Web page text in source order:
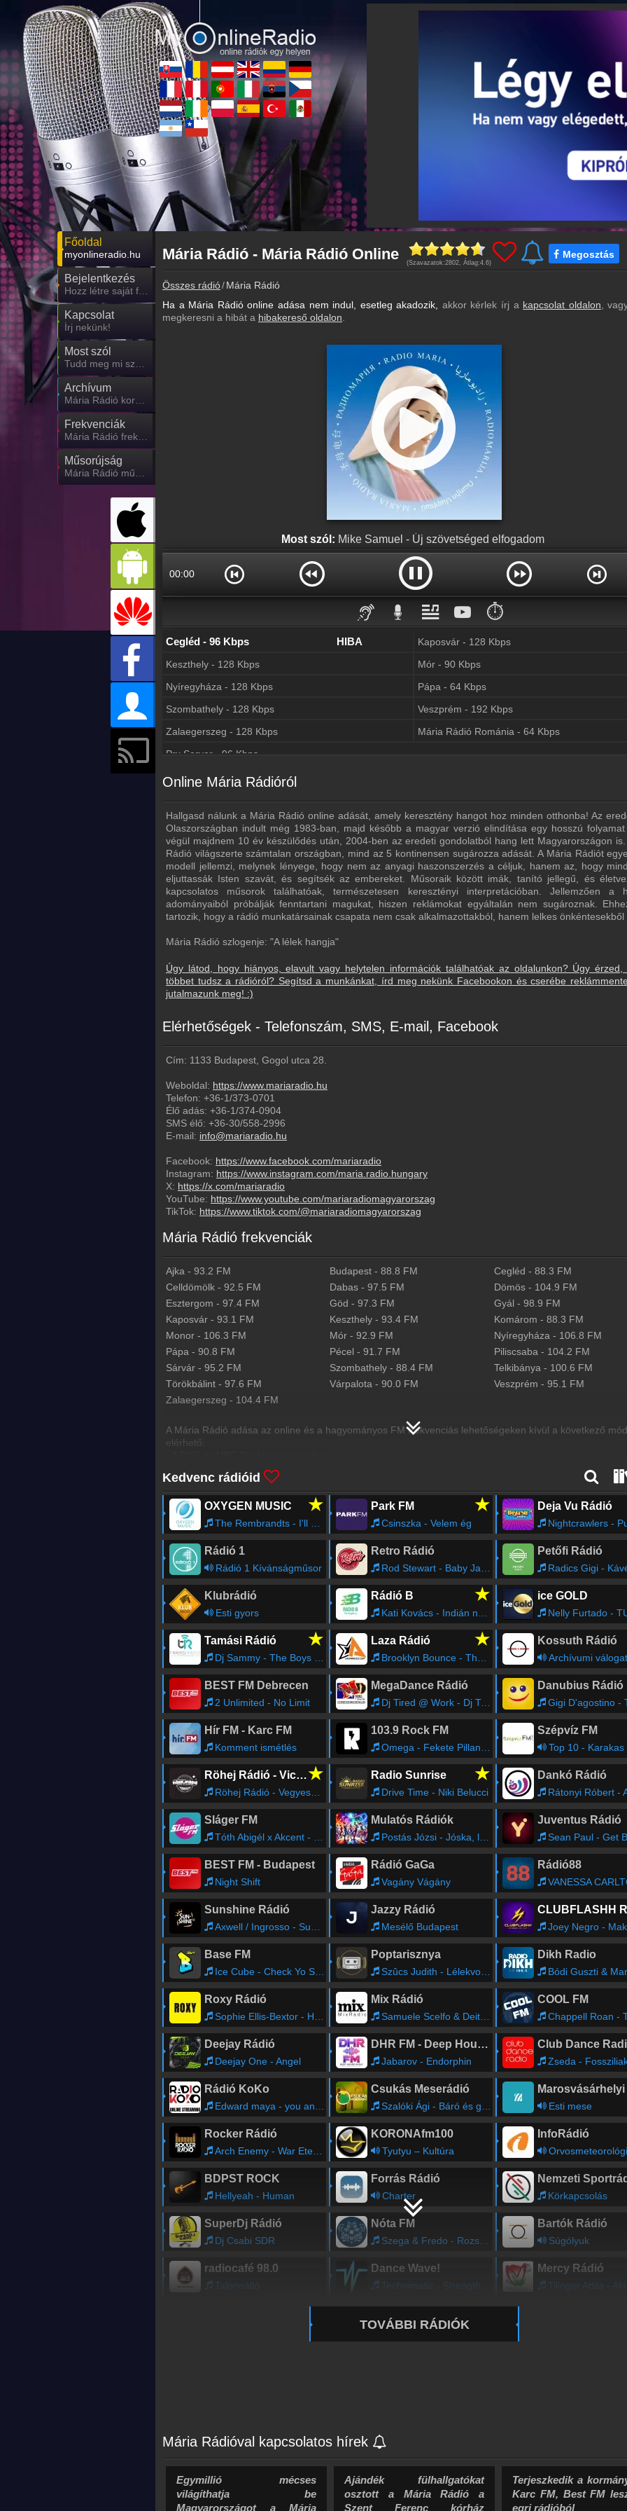
Főoldal
myonlineradio.hu
Bejelentkezés
Hozz létre saját fiókot!
Kapcsolat
Írj nekünk!
Most szól
Tudd meg mi szólt eddig
Archívum
Mária Rádió korábbi adásai
Frekvenciák
Mária Rádió frekvencia
Műsorújság
Mária Rádió műsorai
Mária Rádió - Mária Rádió Online (Szavazatok:2802, Átlag:4.6)
Megosztás
Összes rádió Mária Rádió
Ha a Mária Rádió online adása nem indul, esetleg akadozik, akkor kérlek írj a kapcsolat oldalon,
megkeresni a hibát a hibakereső oldalon.
Most szól: Mike Samuel - Új szövetséged elfogadom
00:00
⏱️
HIBA Ajka - 64 Kbps
Cegléd - 96 Kbps
HIBA Kaposvár - 128 Kbps
Keszthely - 128 Kbps
Mór - 90 Kbps
Nyíregyháza - 128 Kbps
Pápa - 64 Kbps
Szombathely - 128 Kbps
Veszprém - 192 Kbps
Zalaegerszeg - 128 Kbps
Mária Rádió Románia - 64 Kbps
Prx Server - 96 Kbps
Online Mária Rádióról
Hallgasd nálunk a Mária Rádió online adását, amely keresztény hangot hoz minden otthonba! Az
Olaszországban indult még 1983-ban, majd később a magyar verzió elindítása egy hosszú
végül majdnem 10 év készülődés után, 2004-ben az eredeti gondolatból hang lett Magyarországon
Rádió világszerte számtalan országban, mind az 5 kontinensen sugározza adását. A Mária Rádiót
modell jellemzi, melynek lényege, hogy nem az anyagi haszonszerzés a céljuk, hanem az, hogy
eljuttassák Isten szavát, és segítsék az embereket. Műsoraik között imák, tanító jellegű, és
kapcsolatos műsorok találhatóak, természetesen keresztényi interpretációban. Jellemzően a
adományaiból próbálják fenntartani magukat, hiszen reklámokat egyáltalán nem sugároznak.
tartozik, hogy a rádió munkatársainak csapata nem csak alkalmazottakból, hanem lelkes önkéntesekből
Mária Rádió szlogenje: "A lélek hangja"
Úgy látod, hogy hiányos, elavult vagy helytelen információk találhatóak az oldalunkon? Úgy érzed,
többet tudsz a rádióról? Segítsd a munkánkat, írd meg nekünk Facebookon és cserébe
jutalmazunk meg! :)
Elérhetőségek - Telefonszám, SMS, E-mail, Facebook
Cím: 1133 Budapest, Gogol utca 28.
Weboldal: https://www.mariaradio.hu
Telefon: +36-1/373-0701
Élő adás: +36-1/374-0904
SMS élő: +36-30/558-2996
E-mail: info@mariaradio.hu
Facebook: https://www.facebook.com/mariaradio
Instagram: https://www.instagram.com/maria.radio.hungary
X: https://x.com/mariaradio
YouTube: https://www.youtube.com/mariaradiomagyarorszag
TikTok: https://www.tiktok.com/@mariaradiomagyarorszag
Mária Rádió frekvenciák
Ajka - 93.2 FM Budapest -88.8 FM Cegléd - 88.3 FM
Celldömölk - 92.5 FM Dabas -97.5 FM Dömös- 104.9 FM
Esztergom - 97.4 FM Göd -97.3 FM Gyál - 98.9 FM
Kaposvár - 93.1 FM Keszthely -93.4 FM Komárom - 88.3 FM
Monor - 106.3 FM Mór -92.9 FM Nyíregyháza- 106.8 FM
Pápa - 90.8 FM Pécel -91.7 FM Piliscsaba- 104.2 FM
Sárvár - 95.2 FM Szombathely -88.4 FM Telkibánya- 100.6 FM
Törökbálint - 97.6 FM Várpalota -90.0 FM Veszprém - 95.1 FM
Zalaegerszeg - 104.4 FM
A Mária Rádió adása az online és a hagyományos FM frekvenciás lehetőségeken kívül a következő
elérhető:
- Kódolatlanul az INTELSAT 10-02 műhold Radio Maria HU csatornáján.
- T-Home és Invitel IPTV előfizetéssel.
Mária Rádió Frekvenciatérkép
Kedvenc rádióid
OXYGEN MUSIC ★
The Rembrandts - I'll Be There for You
Park FM ★
Csinszka - Velem ég
Deja Vu Rádió
Nightcrawlers - Push The
Rádió 1
Rádió 1 Kívánságműsor
Retro Rádió
Rod Stewart - Baby Jane
Petőfi Rádió
Radics Gigi -
Klubrádió
Esti gyors
Rádió B ★
Kati Kovács - Indián nyár
ice GOLD
Nelly Furtado - TURN OF THE
Tamási Rádió ★
Dj Sammy - The Boys of Summer
Laza Rádió ★
Brooklyn Bounce - The Theme (Of Progressive Attack) [Trip Mix (Radio Edit)]
Kossuth Rádió
Archívumi
BEST FM Debrecen
2 Unlimited - No Limit
MegaDance Rádió
Dj Tired @ Work - Dj Tired
Danubius Rádió
Gigi D'agostino - The
Hír FM - Karc FM
Komment ismétlés
103.9 Rock FM
Omega - Fekete Pillangó
Szépvíz FM
Top 10 - Karakas
Röhej Rádió - Vicc az egész★
Röhej Rádió - Vegyes759
Radio Sunrise ★
Drive Time - Niki Belucci
Dankó Rádió
Rátonyi Róbert - A lányok, a lányok, a lányok angyalok (Bóni és Feri dala)
Sláger FM
Tóth Abigél x Akcent - Sugar Daddy
Mulatós Rádiók
Postás Józsi - Jóska, levelet hozott a posta
Juventus Rádió
Sean Paul - Get
BEST FM - Budapest
Night Shift
Rádió GaGa
Vagány Vágány
Rádió88
VANESSA CARLTON - A
Sunshine Rádió
Axwell / Ingrosso - Sun Is Shining
Jazzy Rádió
Mesélő Budapest Joey Negro - Make A Move On Me
Base FM
Ice Cube - Check Yo Self
Poptarisznya
Szûcs Judith - Lélekvonat
Dikh Radio
Bódi Guszti & Margó - Máni-
Roxy Rádió
Sophie Ellis-Bextor - Heartbreak (Make Me A Dancer) feat. Freemasons
Mix Rádió
Samuele Scelfo & Deitz - Want You
COOL FM
Chappell Roan - The
Deejay Rádió
Deejay One - Angel
DHR FM - Deep House Radio
Jabarov - Endorphin
Club Dance
Zseda - Fossziliak
Rádió KoKo
Edward maya - you and me
Csukás Meserádió
Szalóki Ági - Báró és gróf Esti mese
Rocker Rádió
Arch Enemy - War Eternal
KORONAfm100
Tyutyu – Kultúra
InfoRádió
Orvosmeteorológiai percek
BDPST ROCK
Hellyeah - Human
Forrás Rádió
Charter
Nemzeti
Körkapcsolás
SuperDj Rádió
Dj Csabi SDR
Nóta FM
Szega & Fredo - Rozsa - rozsa, de szep rozsa
Bartók Rádió
Súgólyuk
radiocafé 98.0
Talponálló
Dance Wave!
Technimatic - Strength
Mercy Rádió
Tilinger Attila - Aki a szvem
TOVÁBBI RÁDIÓK
Mária Rádióval kapcsolatos hírek
Egymillió mécses
világíthatja be
Magyarországot a Mária
Ajándék fülhallgatókat
osztott a Mária Rádió a
Szent Ferenc kórház
Terjeszkedik a
Karc FM, Best FM
egri rádióból